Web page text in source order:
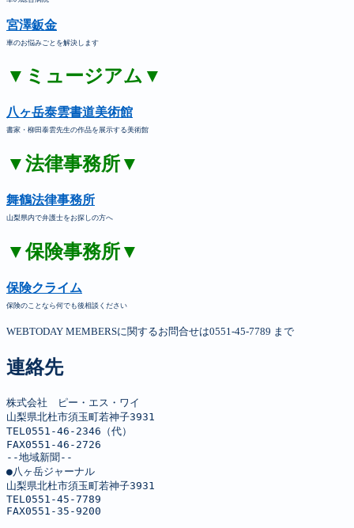
宮澤鈑金
車のお悩みごとを解決します
▼ミュージアム▼
八ヶ岳泰雲書道美術館
書家・柳田泰雲先生の作品を展示する美術館
▼法律事務所▼
舞鶴法律事務所
山梨県内で弁護士をお探しの方へ
▼保険事務所▼
保険クライム
保険のことなら何でも後相談ください
WEBTODAY MEMBERSに関するお問合せは0551-45-7789 まで
連絡先
株式会社　ピー・エス・ワイ
山梨県北杜市須玉町若神子3931
TEL0551-46-2346（代）
FAX0551-46-2726
--地域新聞--
●八ヶ岳ジャーナル
山梨県北杜市須玉町若神子3931
TEL0551-45-7789
FAX0551-35-9200